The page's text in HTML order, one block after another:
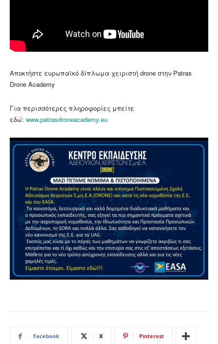
Αποκτήστε ευρωπαϊκό δίπλωμα χειριστή drone στην Patras
Drone Academy
Για περισσότερες πληροφορίες μπείτε
εδώ: www.patrasdroneacademy.eu
Facebook X Pinterest